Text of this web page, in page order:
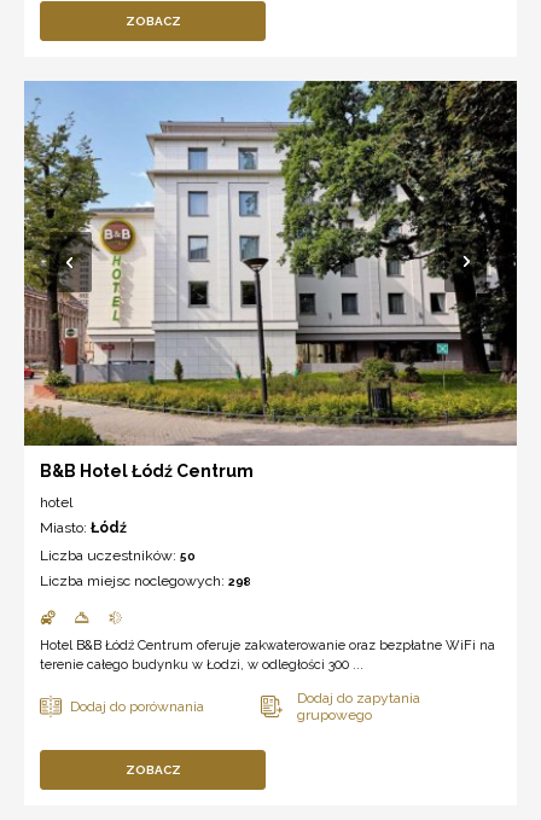
ZOBACZ
B&B Hotel Łódź Centrum
hotel
Miasto: Łódź
Liczba uczestników: 50
Liczba miejsc noclegowych: 298
Hotel B&B Łódź Centrum oferuje zakwaterowanie oraz bezpłatne WiFi na
terenie całego budynku w Łodzi, w odległości 300 ...
ZOBACZ